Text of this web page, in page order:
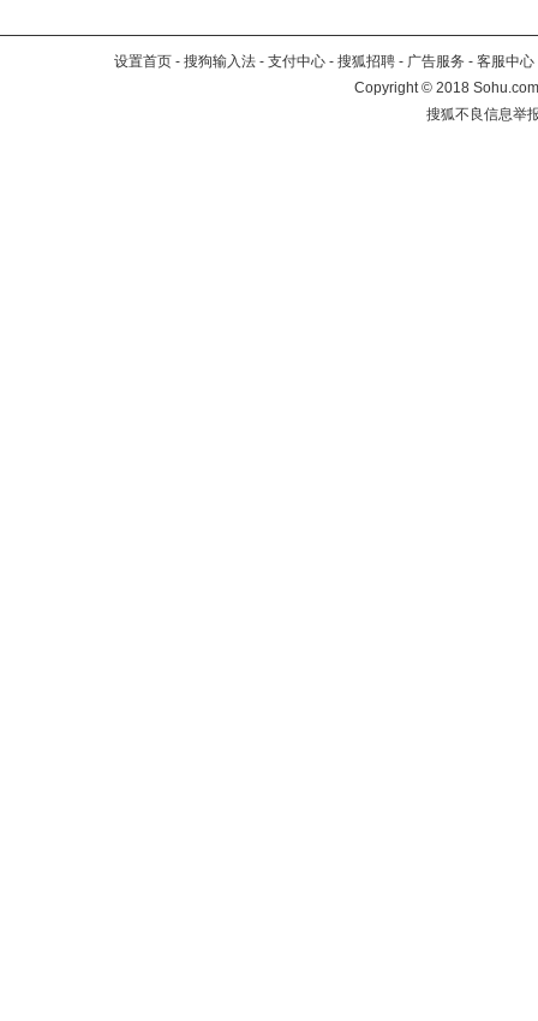
设置首页 - 搜狗输入法 - 支付中心 - 搜狐招聘 - 广告服务 - 客服中心
Copyright©2018
搜狐不良信息举